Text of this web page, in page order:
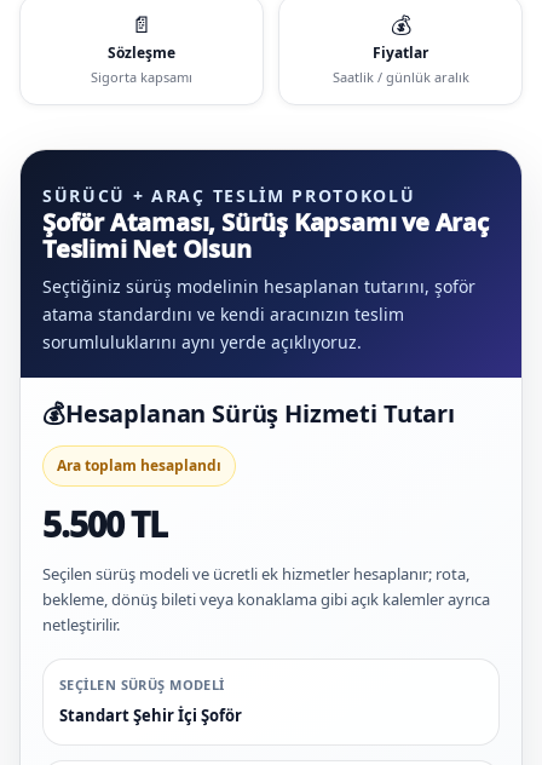
📄
Sözleşme
Sigorta kapsamı
💰
Fiyatlar
Saatlik / günlük aralık
SÜRÜCÜ + ARAÇ TESLIM PROTOKOLÜ
Şoför Ataması, Sürüş Kapsamı ve Araç
Teslimi Net Olsun
Seçtiğiniz sürüş modelinin hesaplanan tutarını, şoför
atama standardını ve kendi aracınızın teslim
sorumluluklarını aynı yerde açıklıyoruz.
💰Hesaplanan Sürüş Hizmeti Tutarı
Ara toplam hesaplandı
5.500 TL
Seçilen sürüş modeli ve ücretli ek hizmetler hesaplanır; rota,
bekleme, dönüş bileti veya konaklama gibi açık kalemler ayrıca
netleştirilir.
SEÇILEN SÜRÜŞ MODELI
Standart Şehir İçi Şoför